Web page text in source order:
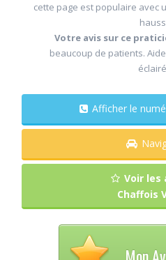
cette page est populaire avec
Votre avis sur ce
beaucoup de patients.
Afficher
Voir les
Chaffois